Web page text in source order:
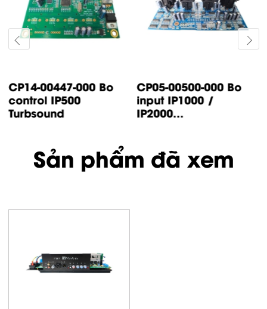
CP14-00447-000 Bo
control IP500
Turbsound
CP05-00500-000 Bo
input IP1000 /
IP2000...
Sản phẩm đã xem